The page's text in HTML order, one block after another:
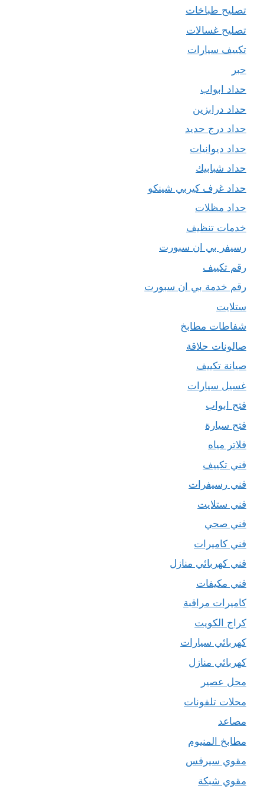
تصليح طباخات
تصليح غسالات
تكييف سيارات
حبر
حداد ابواب
حداد درابزين
حداد درج حديد
حداد ديوانيات
حداد شبابيك
حداد غرف كيربي شينكو
حداد مظلات
خدمات تنظيف
رسيفر بي ان سبورت
رقم تكييف
رقم خدمة بي ان سبورت
ستلايت
شفاطات مطابخ
صالونات حلاقة
صيانة تكييف
غسيل سيارات
فتح ابواب
فتح سيارة
فلاتر مياه
فني تكييف
فني رسيفرات
فني ستلايت
فني صحي
فني كاميرات
فني كهربائي منازل
فني مكيفات
كاميرات مراقبة
كراج الكويت
كهربائي سيارات
كهربائي منازل
محل عصير
محلات تلفونات
مصاعد
مطابخ المنيوم
مقوي سيرفس
مقوي شبكة